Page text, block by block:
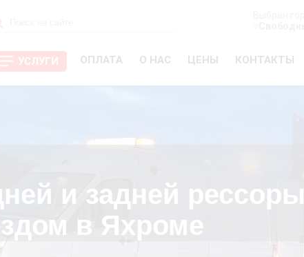
УСЛУГИ ОПЛАТА О НАС ЦЕНЫ КОНТАКТЫ
и задней рессоры
в Яхроме